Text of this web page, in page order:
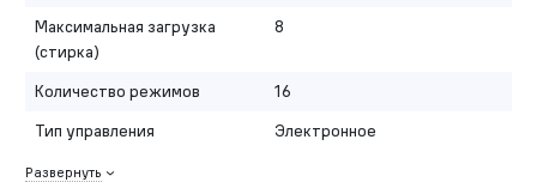
Максимальная загрузка
(стирка)
8
Количество режимов
16
Тип управления
Электронное
Развернуть